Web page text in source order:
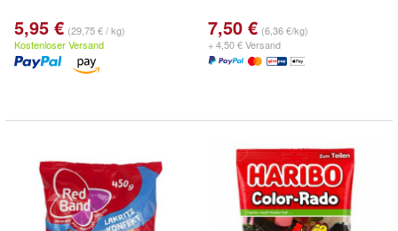
5,95 € (29,75 € / kg)
Kostenloser Versand
7,50 € (6,36 €/kg)
+ 4,50 € Versand